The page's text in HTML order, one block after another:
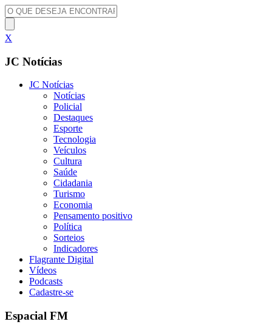
X
JC Notícias
JC Notícias
Notícias
Policial
Destaques
Esporte
Tecnologia
Veículos
Cultura
Saúde
Cidadania
Turismo
Economia
Pensamento positivo
Política
Sorteios
Indicadores
Flagrante Digital
Vídeos
Podcasts
Cadastre-se
Espacial FM